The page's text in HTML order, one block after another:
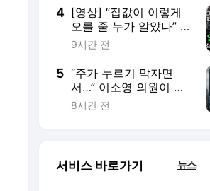
핑]
4 [영상] “집값이 이렇게
오를 줄 누가 알았나” 강
남 80대 분노 [부동산
9시간 전
5 “주가 누르기 막자면
서…” 이소영 의원이 정
부 세제개편안에 뿔난
8시간 전
서비스 바로가기 뉴스